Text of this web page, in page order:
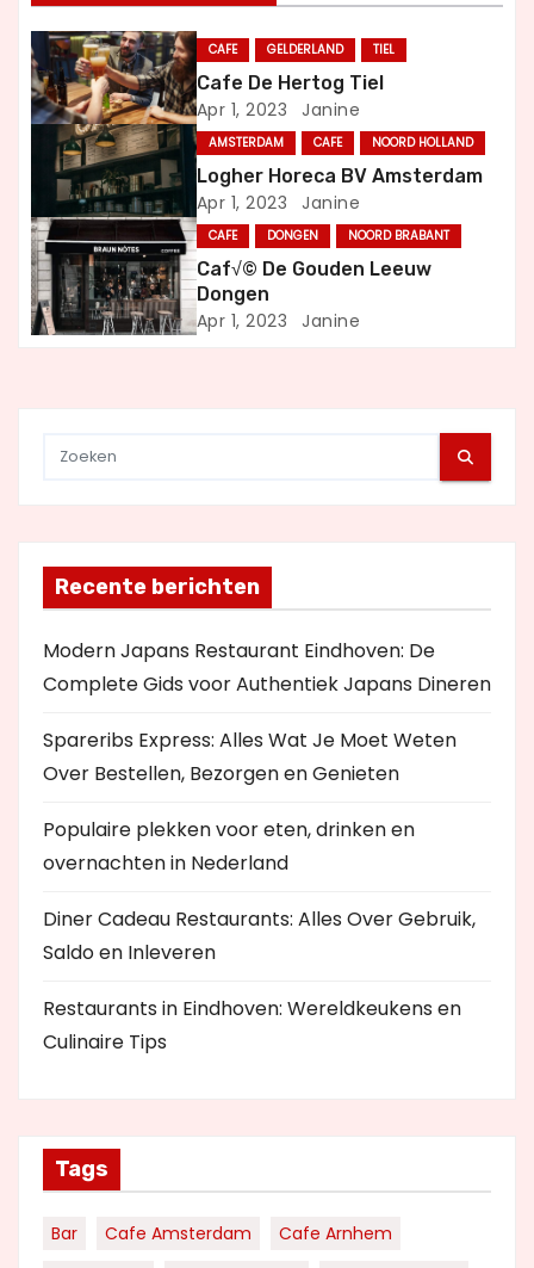
n
a
v
g
a
t
CAFE GELDERLAND TIEL
Cafe De Hertog Tiel
Apr 1, 2023 Janine
AMSTERDAM CAFE NOORD HOLLAND
Logher Horeca BV Amsterdam
Apr 1, 2023 Janine
CAFE DONGEN NOORD BRABANT
Caf√© De Gouden Leeuw
Dongen
Apr 1, 2023 Janine
Recente berichten
Modern Japans Restaurant Eindhoven: De
Complete Gids voor Authentiek Japans Dineren
Spareribs Express: Alles Wat Je Moet Weten
Over Bestellen, Bezorgen en Genieten
Populaire plekken voor eten, drinken en
overnachten in Nederland
Diner Cadeau Restaurants: Alles Over Gebruik,
Saldo en Inleveren
Restaurants in Eindhoven: Wereldkeukens en
Culinaire Tips
Tags
Bar Cafe Amsterdam
Cafe Arnhem